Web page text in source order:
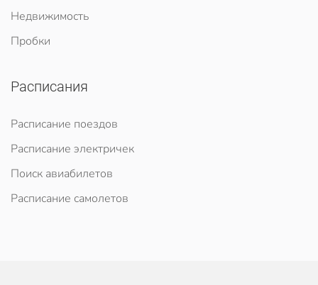
Недвижимость
Пробки
Расписания
Расписание поездов
Расписание электричек
Поиск авиабилетов
Расписание самолетов